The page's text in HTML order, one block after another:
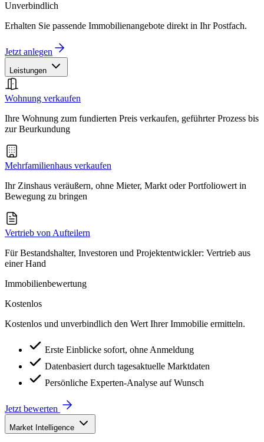
Unverbindlich
Erhalten Sie passende Immobilienangebote direkt in Ihr Postfach.
Jetzt anlegen
Leistungen
Wohnung verkaufen
Ihre Wohnung zum fundierten Preis verkaufen, geführter Prozess bis
zur Beurkundung
Mehrfamilienhaus verkaufen
Ihr Zinshaus veräußern, ohne Mieter, Markt oder Portfoliowert in
Bewegung zu bringen
Vertrieb von Aufteilern
Für Bestandshalter, Investoren und Projektentwickler: Vertrieb aus
einer Hand
Immobilienbewertung
Kostenlos
Kostenlos und unverbindlich den Wert Ihrer Immobilie ermitteln.
Erste Einblicke sofort, ohne Anmeldung
Datenbasiert durch tagesaktuelle Marktdaten
Persönliche Experten-Analyse auf Wunsch
Jetzt bewerten
Market Intelligence